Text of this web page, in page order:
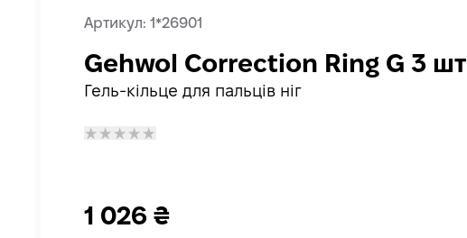
Артикул:1*26901
Гель-кільце для пальців ніг
Gehwol Correction Ring G 3 шт
1 026₴